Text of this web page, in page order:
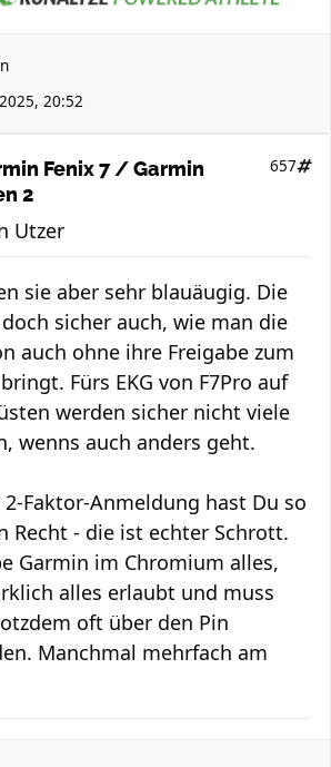
20:52
Fenix 7 / Garmin
2
657
Utzer
sie aber sehr blauäugig. Die
sicher auch, wie man die
auch ohne ihre Freigabe zum
Fürs EKG von F7Pro auf
werden sicher nicht viele
wenns auch anders geht.
Faktor-Anmeldung hast Du so
Recht - die ist echter Schrott.
Garmin im Chromium alles,
alles erlaubt und muss
oft über den Pin
Manchmal mehrfach am